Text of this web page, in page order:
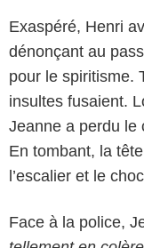
Exaspéré, Henri
dénonçant au
pour le spiritisme.
insultes fusaient.
Jeanne a perdu le
En tombant, la
l’escalier et le
Face à la police,